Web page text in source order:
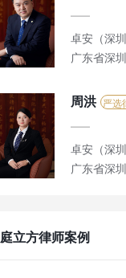
卓安（深
广东省深
周洪 严选
卓安（深
广东省深
庭立方律师案例